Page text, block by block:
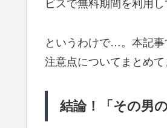
ビスで無料期間を利用
というわけで…。本記事
注意点についてまとめて
結論！「その男